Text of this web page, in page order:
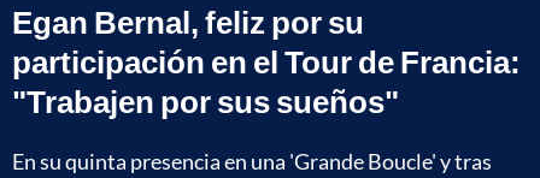
Egan Bernal, feliz por su
participación en el Tour de Francia:
"Trabajen por sus sueños"
En su quinta presencia en una 'Grande Boucle' y tras